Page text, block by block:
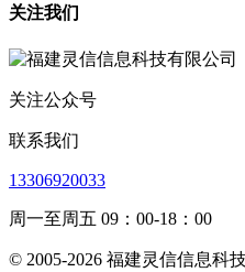
关注我们
关注公众号
联系我们
13306920033
周一至周五 09：00-18：00
© 2005-2026 福建灵信信息科